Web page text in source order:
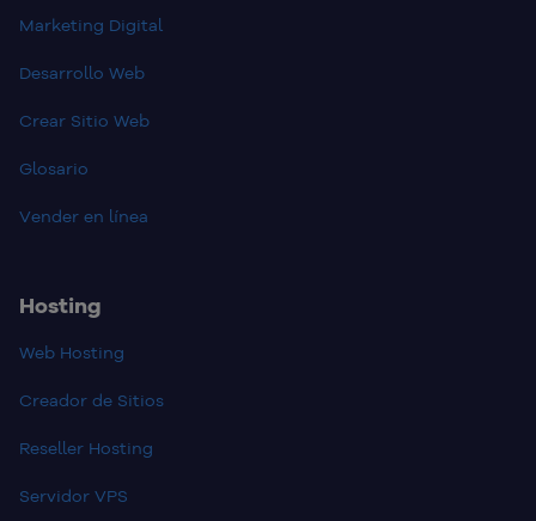
Marketing Digital
Desarrollo Web
Crear Sitio Web
Glosario
Vender en línea
Hosting
Web Hosting
Creador de Sitios
Reseller Hosting
Servidor VPS